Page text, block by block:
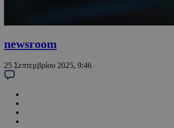
newsroom
25 Σεπτεμβρίου 2025, 9:46